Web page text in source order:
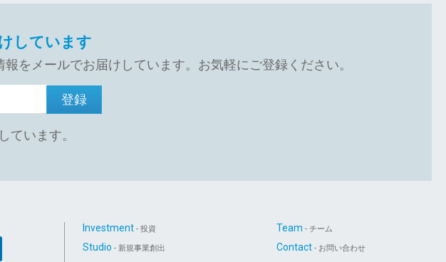
しています
をメールでお届けしています。お気軽にご登録ください。
ています。
Investment - 投資
Studio - 新規事業創出
Team - チーム
Contact - お問い合わせ